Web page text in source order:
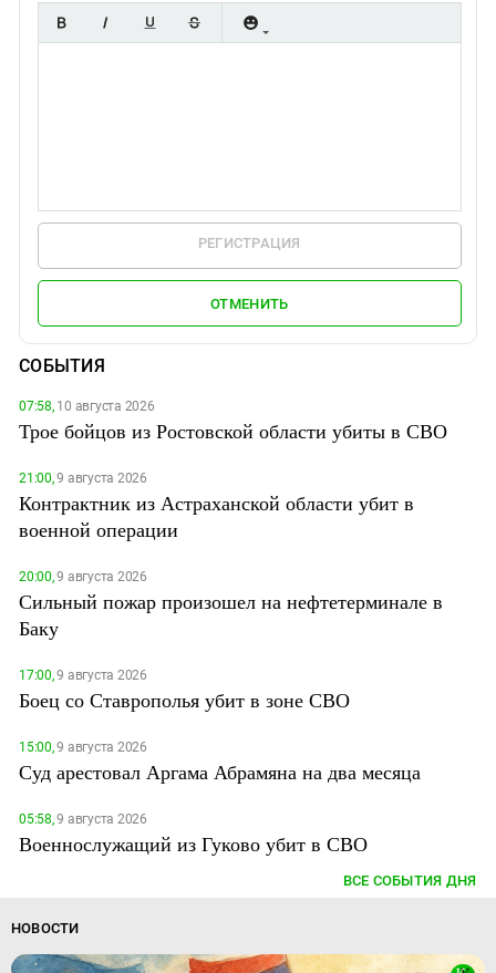
РЕГИСТРАЦИЯ
ОТМЕНИТЬ
СОБЫТИЯ
07:58,10 августа 2026
Трое бойцов из Ростовской области убиты в СВО
21:00,9 августа 2026
Контрактник из Астраханской области убит в
военной операции
20:00,9 августа 2026
Сильный пожар произошел на нефтетерминале в
Баку
17:00,9 августа 2026
Боец со Ставрополья убит в зоне СВО
15:00,9 августа 2026
Суд арестовал Аргама Абрамяна на два месяца
05:58,9 августа 2026
Военнослужащий из Гуково убит в СВО
ВСЕ СОБЫТИЯ ДНЯ
НОВОСТИ